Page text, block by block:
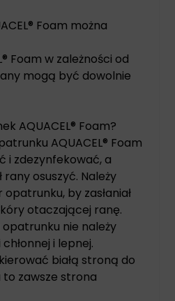
Foam można
Foam w zależności od
mogą być dowolnie
AQUACEL® Foam?
AQUACEL® Foam
i zdezynfekować, a
osuszyć. Należy
by zasłaniał
otaczającej ranę.
opatrunku nie należy
i lepnej.
białą stroną do
zawsze strona